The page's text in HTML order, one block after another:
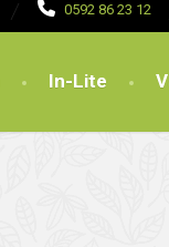
0592 86 23 12
In-Lite